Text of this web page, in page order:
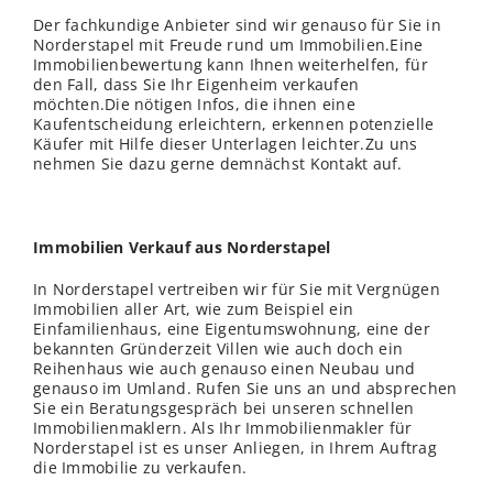
Der fachkundige Anbieter sind wir genauso für Sie in
Norderstapel mit Freude rund um Immobilien.Eine
Immobilienbewertung kann Ihnen weiterhelfen, für
den Fall, dass Sie Ihr Eigenheim verkaufen
möchten.Die nötigen Infos, die ihnen eine
Kaufentscheidung erleichtern, erkennen potenzielle
Käufer mit Hilfe dieser Unterlagen leichter.Zu uns
nehmen Sie dazu gerne demnächst Kontakt auf.
Immobilien Verkauf aus Norderstapel
In Norderstapel vertreiben wir für Sie mit Vergnügen
Immobilien aller Art, wie zum Beispiel ein
Einfamilienhaus, eine Eigentumswohnung, eine der
bekannten Gründerzeit Villen wie auch doch ein
Reihenhaus wie auch genauso einen Neubau und
genauso im Umland. Rufen Sie uns an und absprechen
Sie ein Beratungsgespräch bei unseren schnellen
Immobilienmaklern. Als Ihr Immobilienmakler für
Norderstapel ist es unser Anliegen, in Ihrem Auftrag
die Immobilie zu verkaufen.